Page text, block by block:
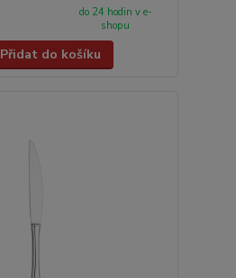
do 24 hodin v e-
shopu
Přidat do košíku